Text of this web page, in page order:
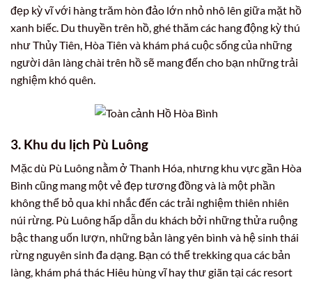
đẹp kỳ vĩ với hàng trăm hòn đảo lớn nhỏ nhô lên giữa mặt hồ
xanh biếc. Du thuyền trên hồ, ghé thăm các hang động kỳ thú
như Thủy Tiên, Hòa Tiên và khám phá cuộc sống của những
người dân làng chài trên hồ sẽ mang đến cho bạn những trải
nghiệm khó quên.
3. Khu du lịch Pù Luông
Mặc dù Pù Luông nằm ở Thanh Hóa, nhưng khu vực gần Hòa
Bình cũng mang một vẻ đẹp tương đồng và là một phần
không thể bỏ qua khi nhắc đến các trải nghiệm thiên nhiên
núi rừng. Pù Luông hấp dẫn du khách bởi những thửa ruộng
bậc thang uốn lượn, những bản làng yên bình và hệ sinh thái
rừng nguyên sinh đa dạng. Bạn có thể trekking qua các bản
làng, khám phá thác Hiêu hùng vĩ hay thư giãn tại các resort